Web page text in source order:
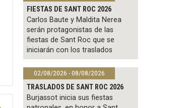
FIESTAS DE SANT ROC 2026
Carlos Baute y Maldita Nerea
serán protagonistas de las
fiestas de Sant Roc que se
iniciarán con los traslados
02/08/2026 - 08/08/2026
TRASLADOS DE SANT ROC 2026
Burjassot inicia sus fiestas